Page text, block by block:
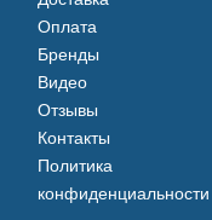
Оплата
Бренды
Видео
Отзывы
Контакты
Политика
конфиденциальности